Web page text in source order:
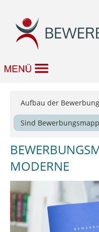
Job & Karriere
Forum
Aufbau der
Sind
MODERNE